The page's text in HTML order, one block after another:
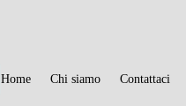
Home Chi siamo Contattaci